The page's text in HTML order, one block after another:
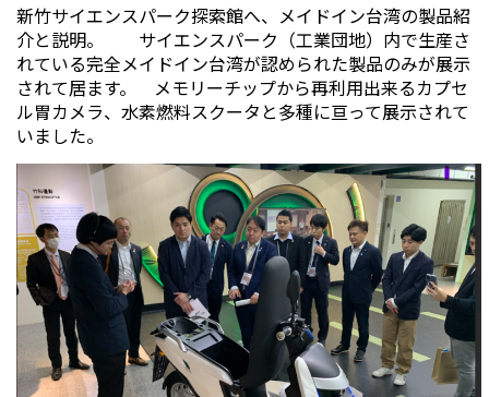
新竹サイエンスパーク探索館へ、メイドイン台湾の製品紹
介と説明。 サイエンスパーク（工業団地）内で生産さ
れている完全メイドイン台湾が認められた製品のみが展示
されて居ます。 メモリーチップから再利用出来るカプセ
ル胃カメラ、水素燃料スクータと多種に亘って展示されて
いました。